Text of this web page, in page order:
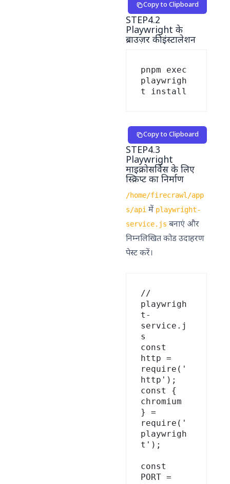
Copy to Clipboard
STEP4.2
Playwright के
ब्राउज़र की इंस्टालेशन
pnpm exec
playwrigh
Copy to Clipboard
STEP4.3
Playwright
माइक्रोसर्विस के लिए
स्क्रिप्ट का निर्माण
/home/firecrawl/app
s/api में playwright-
service.js बनाएं और
निम्नलिखित कोड उदाहरण
पेस्ट करें।
//
playwrigh
t-
service.j
s
const
http =
require('
http');
const {
chromium
} =
require('
playwrigh
t');
const
PORT =